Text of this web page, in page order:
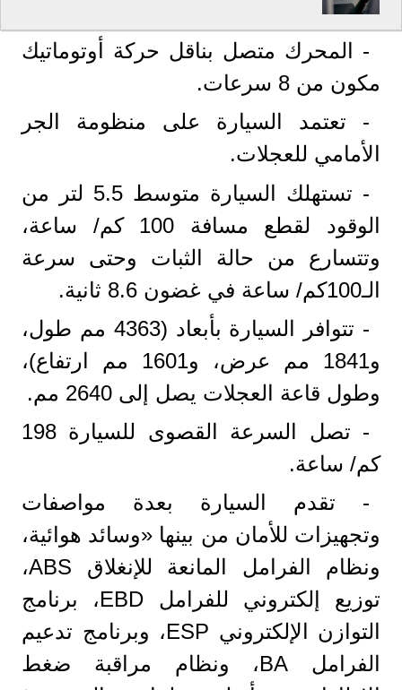
- المحرك متصل بناقل حركة أوتوماتيك
مكون من 8 سرعات.
- تعتمد السيارة على منظومة الجر
الأمامي للعجلات.
- تستهلك السيارة متوسط 5.5 لتر من
الوقود لقطع مسافة 100 كم/ ساعة،
وتتسارع من حالة الثبات وحتى سرعة
الـ100كم/ ساعة في غضون 8.6 ثانية.
- تتوافر السيارة بأبعاد (4363 مم طول،
و1841 مم عرض، و1601 مم ارتفاع)،
وطول قاعة العجلات يصل إلى 2640 مم.
- تصل السرعة القصوى للسيارة 198
كم/ ساعة.
- تقدم السيارة بعدة مواصفات
وتجهيزات للأمان من بينها «وسائد هوائية،
ونظام الفرامل المانعة للإنغلاق ABS،
توزيع إلكتروني للفرامل EBD، برنامج
التوازن الإلكتروني ESP، وبرنامج تدعيم
الفرامل BA، ونظام مراقبة ضغط